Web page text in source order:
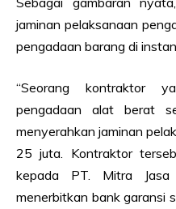
jaminan pelaksanaan
pengadaan barang di
“Seorang kontraktor
pengadaan alat berat
menyerahkan jaminan
25 juta. Kontraktor
kepada PT. Mitra Jasa
menerbitkan bank garansi